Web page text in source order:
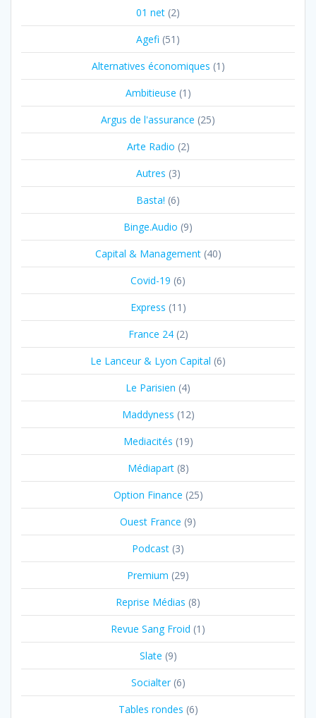
01 net (2)
Agefi (51)
Alternatives économiques (1)
Ambitieuse (1)
Argus de l'assurance (25)
Arte Radio (2)
Autres (3)
Basta! (6)
Binge.Audio (9)
Capital & Management(40)
Covid-19 (6)
Express (11)
France 24(2)
Le Lanceur & Lyon Capital (6)
Le Parisien (4)
Maddyness (12)
Mediacités (19)
Médiapart(8)
Option Finance (25)
Ouest France (9)
Podcast (3)
Premium (29)
Reprise Médias (8)
Revue Sang Froid (1)
Slate (9)
Socialter(6)
Tables rondes (6)